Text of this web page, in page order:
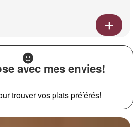
avec mes envies!
trouver vos plats préférés!